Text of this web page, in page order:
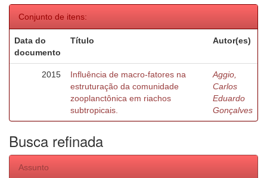
Conjunto de itens:
Data do
documento
Título Autor(es)
2015
Influência de macro-fatores na
estruturação da comunidade
zooplanctônica em riachos
subtropicais.
Aggio,
Carlos
Eduardo
Gonçalves
Busca refinada
Assunto